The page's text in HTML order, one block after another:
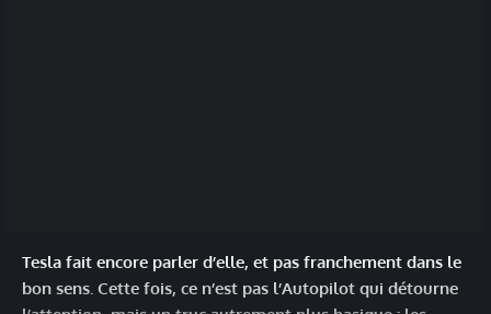
Tesla fait encore parler d’elle, et pas franchement dans le
bon sens. Cette fois, ce n’est pas l’Autopilot qui détourne